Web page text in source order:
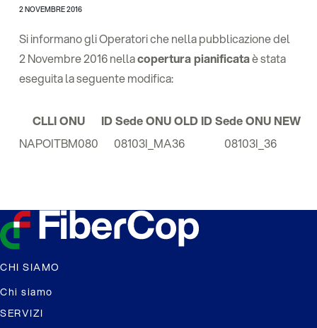
2 NOVEMBRE 2016
Si informano gli Operatori che nella pubblicazione del
2 Novembre 2016 nellacopertura pianificataè stata
eseguita la seguente modifica:
CLLI ONU ID Sede ONU OLD ID Sede ONU NEW
NAPOITBM080
08103I_MA36 08103I_36
CHI SIAMO
Chi siamo
SERVIZI